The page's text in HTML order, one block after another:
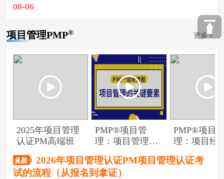
08-06
项目管理PMP® 更多
2025年项目管理
认证PM高端班
PMP®项目管
理：项目管理的
PMP®项目
理：项目经
2026年项目管理认证PM项目管理认证考
试的流程（从报名到拿证）